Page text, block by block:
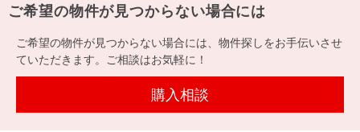
ンを
探す
一戸
建て
す
定
談
売却
経営ビジ
ョン
組織図
役員一
沿革
本社地
図
提携企業にお勤めの方
ご希望の物件が見つからない場合には
ご希望の物件が見つからない場合には、物件探しをお手伝いさせ
ていただきます。ご相談はお気軽に！
購入相談